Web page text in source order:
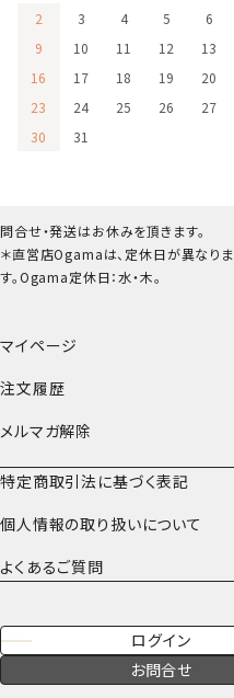
マイページ
注文履歴
メルマガ解除
特定商取引法に基づく表記
個人情報の取り扱いについて
よくあるご質問
ログイン
お問合せ
2
3 4 5 6
9
10 11 12 13
16
17 18 19 20
23
24 25 26 27
30
31
問合せ・発送はお休みを頂きます。
＊直営店Ogamaは、定休日が異なりま
す。Ogama定休日：水・木。